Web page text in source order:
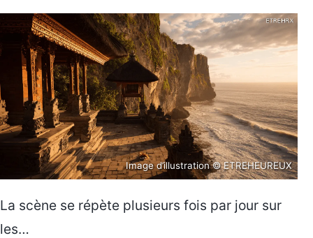
Image d’illustration © ETREHEUREUX
La scène se répète plusieurs fois par jour sur
les…